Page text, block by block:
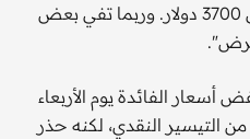
يتمكن الذهب من تجاوز مستوى 3700 دولار. وربما تفي بعض
الفائدة يوم الأربعاء
التيسير النقدي، لكنه حذر